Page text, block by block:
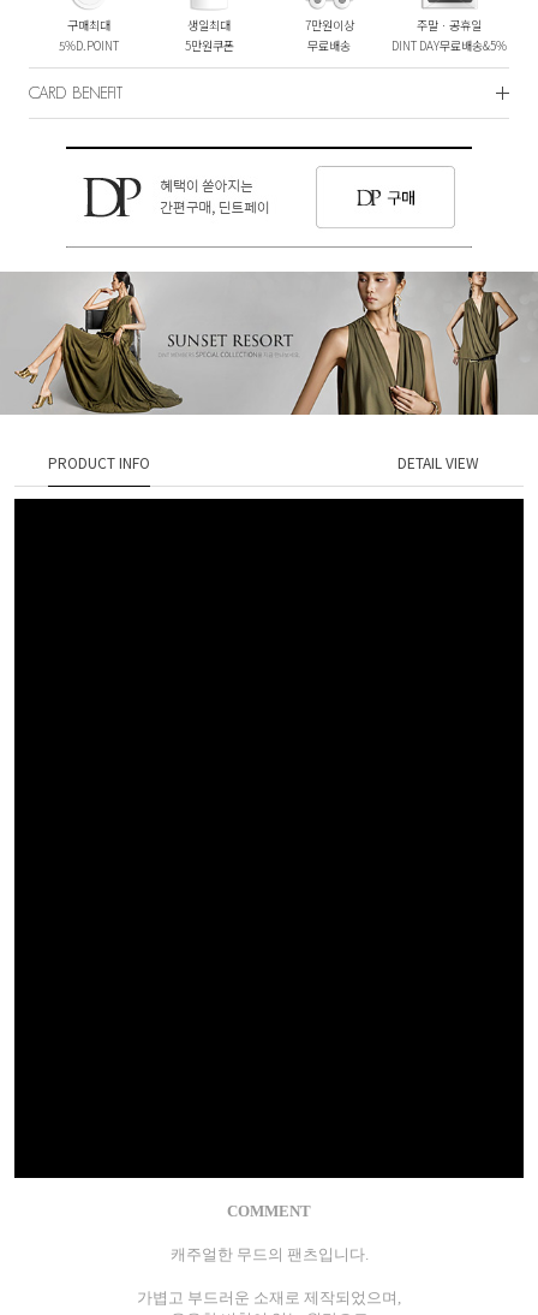
구매최대
5%D.POINT
생일최대
5만원쿠폰
7만원이상
무료배송
주말ㆍ공휴일
DINT DAY무료배송&5%
CARD BENEFIT
PRODUCT INFO DETAIL VIEW
COMMENT
캐주얼한 무드의 팬츠입니다.
가볍고 부드러운 소재로 제작되었으며,